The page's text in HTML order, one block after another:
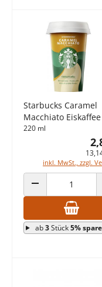
Starbucks Caramel
Macchiato Eiskaffee
220 ml
inkl. MwSt., zzgl.
ANZAHL
ab3Stück5%